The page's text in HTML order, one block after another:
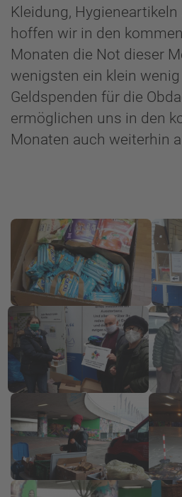
Kleidung,
hoffen wir in den
Monaten die Not dieser
wenigsten ein klein
Geldspenden für die
ermöglichen uns in den
Monaten auch weiterhin